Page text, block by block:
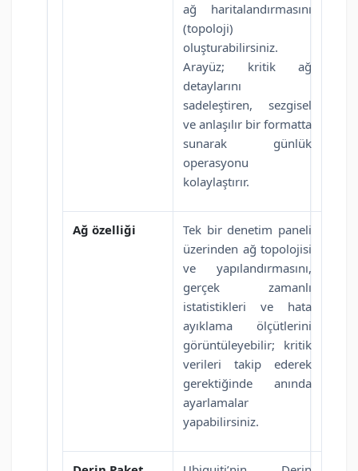
ağ haritalandırmasını
(topoloji)
oluşturabilirsiniz.
Arayüz; kritik ağ
detaylarını
sadeleştiren, sezgisel
ve anlaşılır bir formatta
sunarak günlük
operasyonu
kolaylaştırır.
Ağ özelliği
Tek bir denetim paneli
üzerinden ağ topolojisi
ve yapılandırmasını,
gerçek zamanlı
istatistikleri ve hata
ayıklama ölçütlerini
görüntüleyebilir; kritik
verileri takip ederek
gerektiğinde anında
ayarlamalar
yapabilirsiniz.